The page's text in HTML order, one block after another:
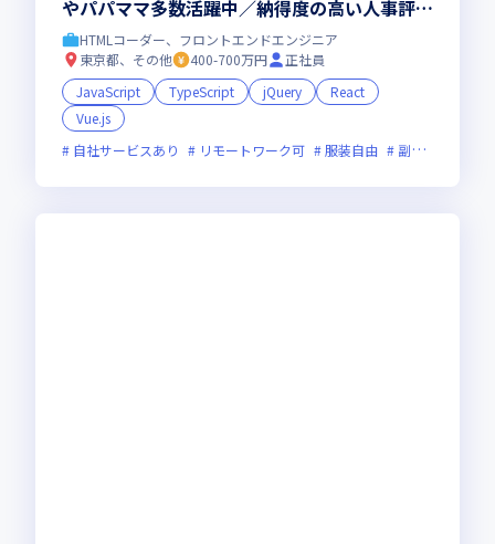
やパパママ多数活躍中／納得度の高い人事評価
／社員が中心の案件営業／年休130日／エンジ
ニア定着率97%
HTMLコーダー、フロントエンドエンジニア
東京都、その他
400-700万円
正社員
JavaScript
TypeScript jQuery
React
Vue.js
自社サービスあり
リモートワーク可 服装自由 副業可